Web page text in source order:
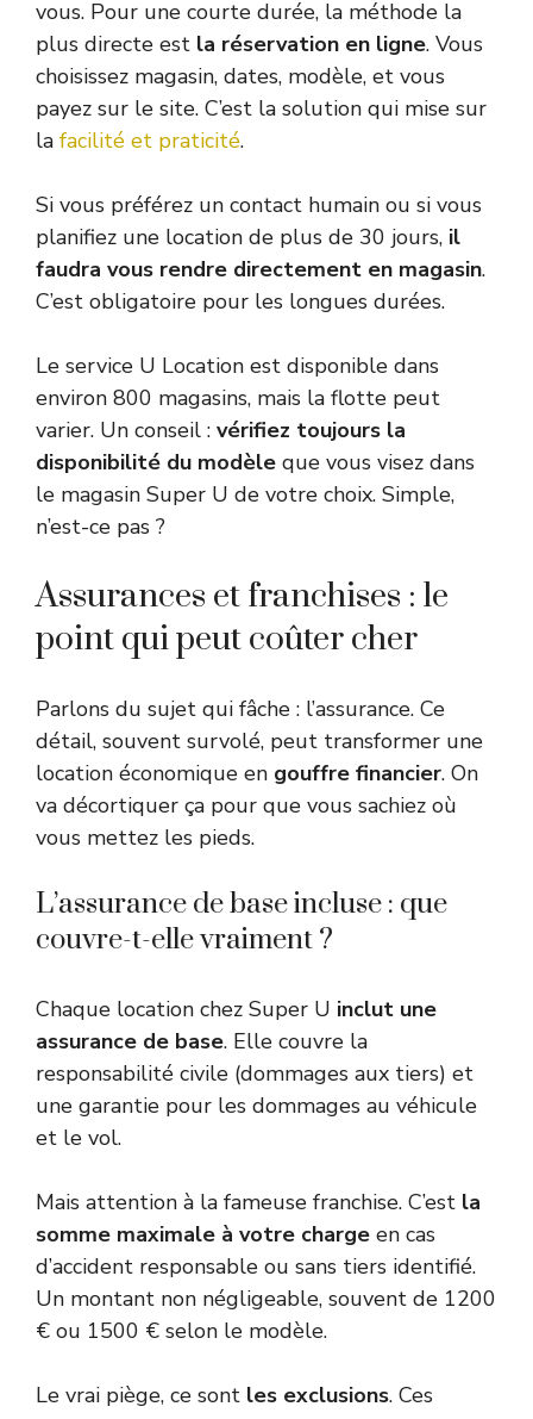
vous. Pour une courte durée, la méthode la
plus directe est la réservation en ligne. Vous
choisissez magasin, dates, modèle, et vous
payez sur le site. C’est la solution qui mise sur
la facilité et praticité.
Si vous préférez un contact humain ou si vous
planifiez une location de plus de 30 jours, il
faudra vous rendre directement en magasin.
C’est obligatoire pour les longues durées.
Le service U Location est disponible dans
environ 800 magasins, mais la flotte peut
varier. Un conseil : vérifiez toujours la
disponibilité du modèle que vous visez dans
le magasin Super U de votre choix. Simple,
n’est-ce pas ?
Assurances et franchises : le
point qui peut coûter cher
Parlons du sujet qui fâche : l’assurance. Ce
détail, souvent survolé, peut transformer une
location économique en gouffre financier. On
va décortiquer ça pour que vous sachiez où
vous mettez les pieds.
L’assurance de base incluse : que
couvre-t-elle vraiment ?
Chaque location chez Super U inclut une
assurance de base. Elle couvre la
responsabilité civile (dommages aux tiers) et
une garantie pour les dommages au véhicule
et le vol.
Mais attention à la fameuse franchise. C’est la
somme maximale à votre charge en cas
d’accident responsable ou sans tiers identifié.
Un montant non négligeable, souvent de 1200
€ ou 1500 € selon le modèle.
Le vrai piège, ce sont les exclusions. Ces